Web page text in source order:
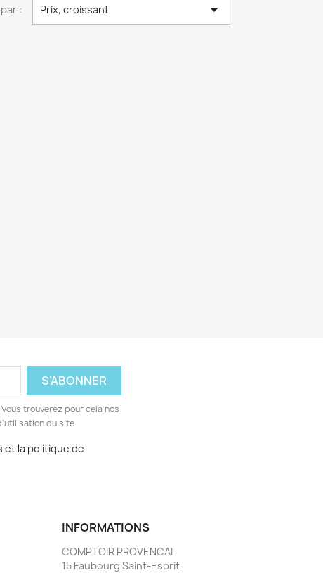
: Prix, croissant 
trouverez pour cela nos
du site.
et la politique de
INFORMATIONS
COMPTOIR PROVENCAL
15 Faubourg Saint-Esprit